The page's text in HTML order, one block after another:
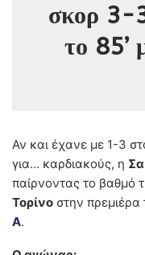
σκορ 3-
το 85’
Αν και έχανε με 1-3
για… καρδιακούς, η
παίρνοντας το βαθμό
Τορίνο στην πρεμιέρα
A.